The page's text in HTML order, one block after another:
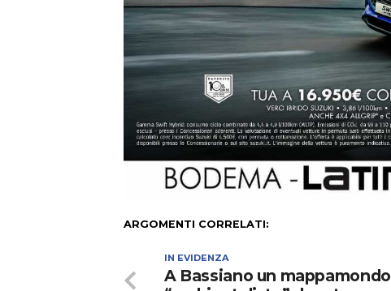
ARGOMENTI CORRELATI:
IN EVIDENZA
A Bassiano un mappamondo